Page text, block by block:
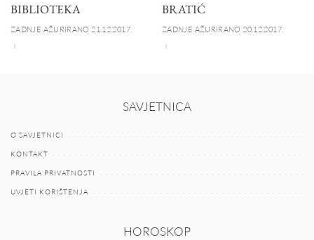
BIBLIOTEKA
ZADNJE AŽURIRANO 21.12.2017.
BRATIĆ
ZADNJE AŽURIRANO 20.12.2017.
SAVJETNICA
O SAVJETNICI
KONTAKT
PRAVILA PRIVATNOSTI
UVJETI KORIŠTENJA
HOROSKOP